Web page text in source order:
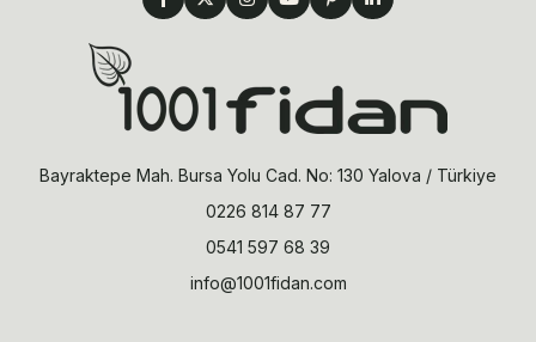
Bayraktepe Mah. Bursa Yolu Cad. No: 130 Yalova / Türkiye
0226 814 87 77
0541 597 68 39
info@1001fidan.com